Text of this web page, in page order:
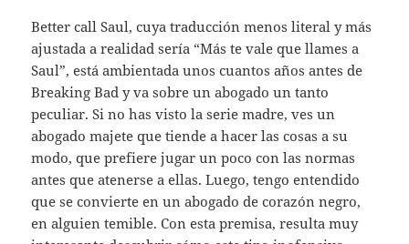
Better call Saul, cuya traducción menos literal y más
ajustada a realidad sería “Más te vale que llames a
Saul”, está ambientada unos cuantos años antes de
Breaking Bad y va sobre un abogado un tanto
peculiar. Si no has visto la serie madre, ves un
abogado majete que tiende a hacer las cosas a su
modo, que prefiere jugar un poco con las normas
antes que atenerse a ellas. Luego, tengo entendido
que se convierte en un abogado de corazón negro,
en alguien temible. Con esta premisa, resulta muy